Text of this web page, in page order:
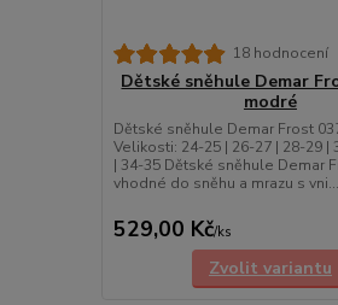
18 hodnocení
Dětské sněhule Demar
modré
Dětské sněhule Demar Frost
Velikosti: 24-25 | 26-27 | 28-29 |
| 34-35 Dětské sněhule Demar
vhodné do sněhu a mrazu s vni...
529,00 Kč/ks
Zvolit variantu